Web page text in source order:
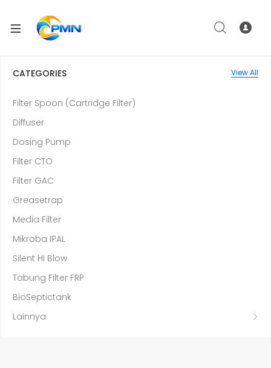
CATEGORIES View All
Filter Spoon (Cartridge Filter)
Diffuser
Dosing Pump
Filter CTO
Filter GAC
Greasetrap
Media Filter
Mikroba IPAL
Silent Hi Blow
Tabung Filter FRP
BioSeptictank
Lainnya